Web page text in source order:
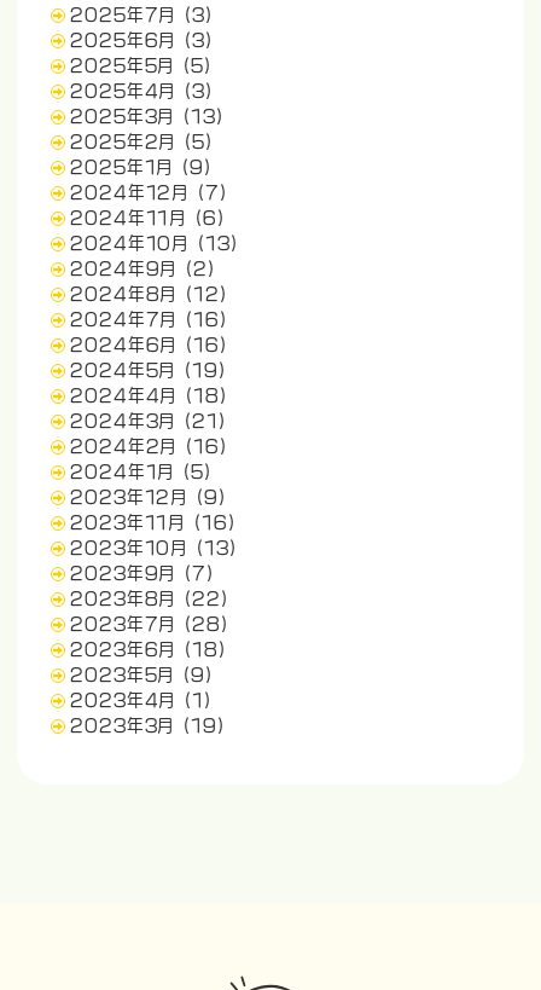
2025年7月
(3)
2025年6月
(3)
2025年5月
(5)
2025年4月
(3)
2025年3月
(13)
2025年2月
(5)
2025年1月
(9)
2024年12月
(7)
2024年11月
(6)
2024年10月
(13)
2024年9月
(2)
2024年8月
(12)
2024年7月
(16)
2024年6月
(16)
2024年5月
(19)
2024年4月
(18)
2024年3月
(21)
2024年2月
(16)
2024年1月
(5)
2023年12月
(9)
2023年11月
(16)
2023年10月
(13)
2023年9月
(7)
2023年8月
(22)
2023年7月
(28)
2023年6月
(18)
2023年5月
(9)
2023年4月
(1)
2023年3月
(19)